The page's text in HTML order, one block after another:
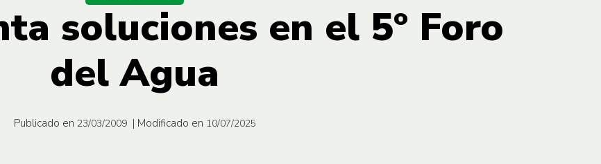
soluciones en el 5º Foro
del Agua
Publicado en 23/03/2009 | Modificado en 10/07/2025